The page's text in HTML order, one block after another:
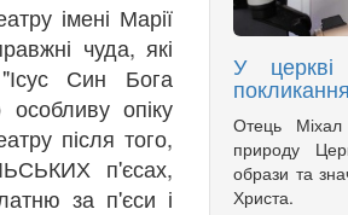
імені Марії
чуда, які
Син Бога
опіку
після того,
п'єсах,
за п'єси і
У
Отець
природу
образи та
Христа.